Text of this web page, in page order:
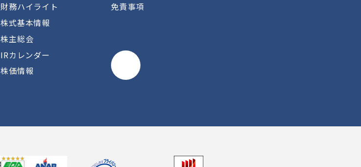
財務ハイライト
株式基本情報
株主総会
IRカレンダー
株価情報
免責事項